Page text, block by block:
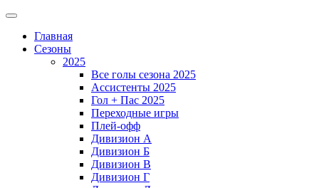
Главная
Сезоны
2025
Все голы сезона 2025
Ассистенты 2025
Гол + Пас 2025
Переходные игры
Плей-офф
Дивизион A
Дивизион Б
Дивизион В
Дивизион Г